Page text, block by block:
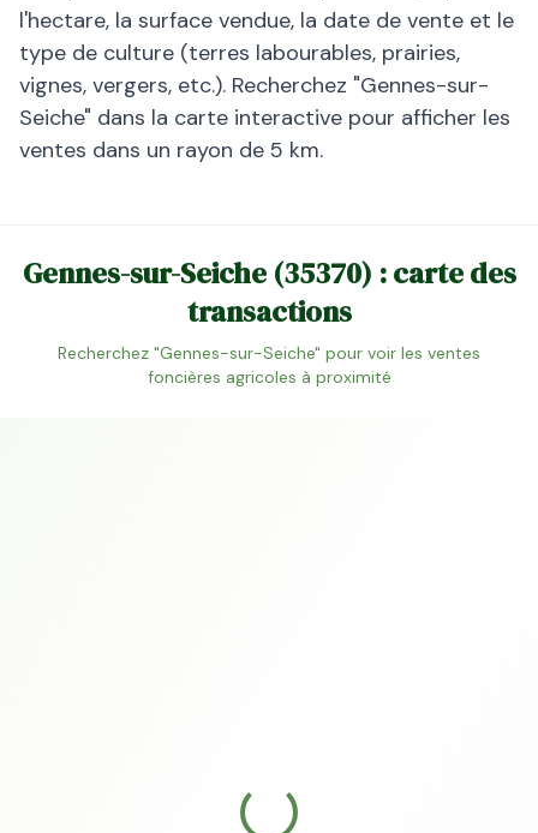
l'hectare, la surface vendue, la date de vente et le
type de culture (terres labourables, prairies,
vignes, vergers, etc.). Recherchez "Gennes-sur-
Seiche" dans la carte interactive pour afficher les
ventes dans un rayon de 5 km.
Gennes-sur-Seiche(35370) : carte des
transactions
Recherchez "Gennes-sur-Seiche" pour voir les ventes
foncières agricoles à proximité